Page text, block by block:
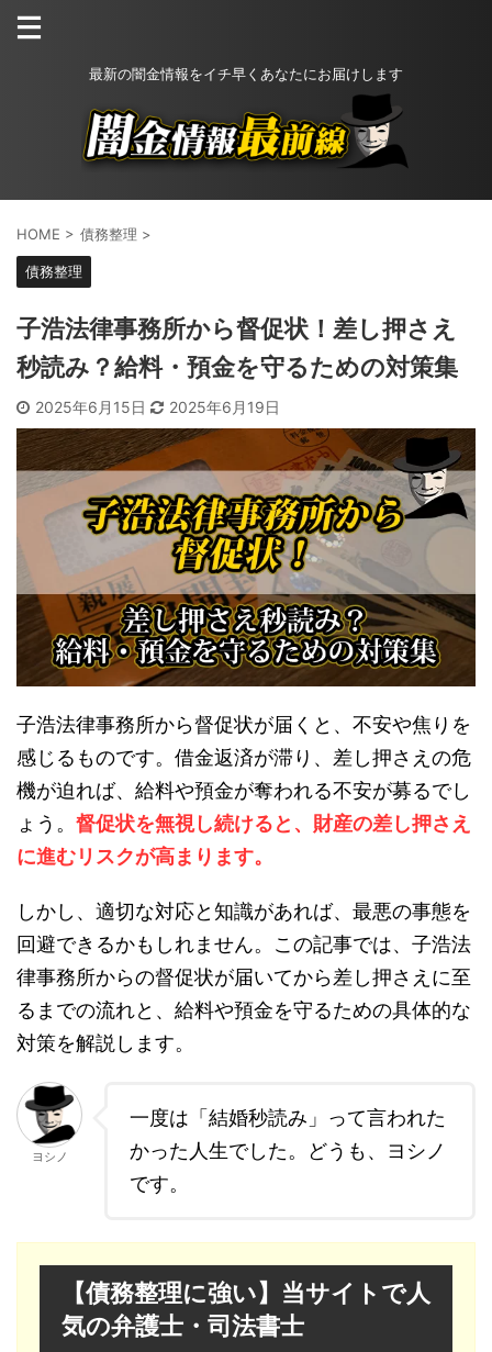
最新の闇金情報をイチ早くあなたにお届けします
HOME > 債務整理 >
債務整理
子浩法律事務所から督促状！差し押さえ
秒読み？給料・預金を守るための対策集
2025年6月15日 2025年6月19日
子浩法律事務所から督促状が届くと、不安や焦りを
感じるものです。借金返済が滞り、差し押さえの危
機が迫れば、給料や預金が奪われる不安が募るでし
ょう。 督促状を無視し続けると、財産の差し押さえ
に進むリスクが高まります。
しかし、適切な対応と知識があれば、最悪の事態を
回避できるかもしれません。この記事では、子浩法
律事務所からの督促状が届いてから差し押さえに至
るまでの流れと、給料や預金を守るための具体的な
対策を解説します。
ヨシノ
一度は「結婚秒読み」って言われた
かった人生でした。どうも、ヨシノ
です。
【債務整理に強い】当サイトで人
気の弁護士・司法書士